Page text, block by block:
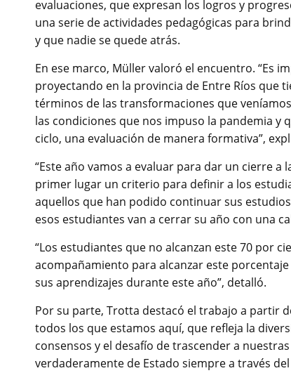
evaluaciones, que expresan los logros y
una serie de actividades pedagógicas para
y que nadie se quede atrás.
En ese marco, Müller valoró el encuentro. “Es
proyectando en la provincia de Entre Ríos que
términos de las transformaciones que
las condiciones que nos impuso la pandemia y
ciclo, una evaluación de manera formativa”,
“Este año vamos a evaluar para dar un cierre a
primer lugar un criterio para definir a los
aquellos que han podido continuar sus
esos estudiantes van a cerrar su año con una
“Los estudiantes que no alcanzan este 70 por
acompañamiento para alcanzar este
sus aprendizajes durante este año”, detalló.
Por su parte, Trotta destacó el trabajo a partir
todos los que estamos aquí, que refleja la
consensos y el desafío de trascender a
verdaderamente de Estado siempre a través